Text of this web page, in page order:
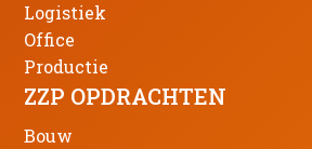
Logistiek
Office
Productie
ZZP OPDRACHTEN
Bouw